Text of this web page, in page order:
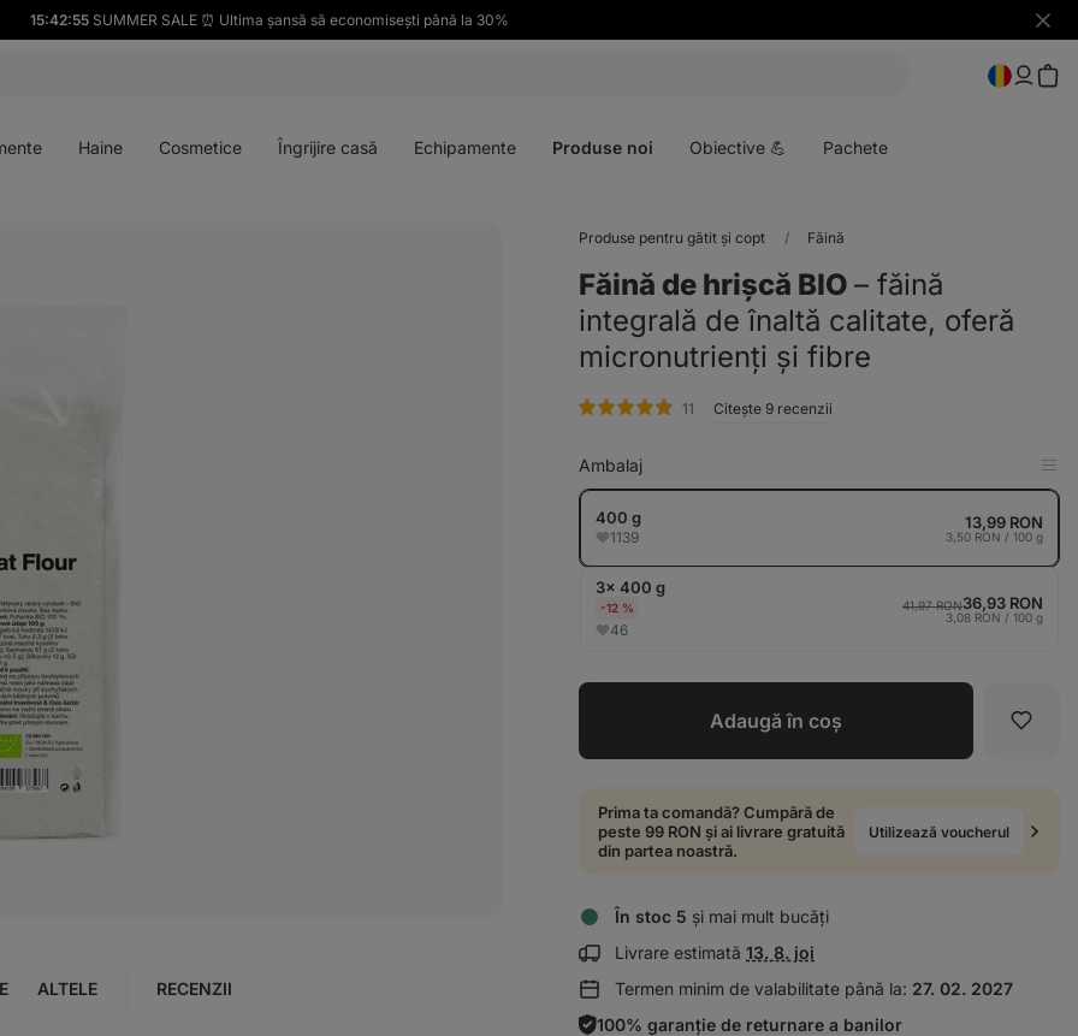
15:42:54 SUMMER SALE ⏰ Ultima șansă să economisești până la 30%
Haine Cosmetice Îngrijire casă Echipamente Produse noi Obiective 💪 Pachete
Produse pentru gătit și copt Făină
Făină de hrișcă BIO ⁠–⁠ făină
integrală de înaltă calitate, oferă
micronutrienți și fibre
11 evaluare
Citește 9 recenzii
Ambalaj
în
400 g
1139
13,99 RON
3,50 RON / 100 g
3× 400 g
-12 %
46
41,97 RON36,93 RON
3,08 RON / 100 g
Adaugă în coș
Prima ta comandă? Cumpără de
peste 99 RON și ai livrare gratuită
din partea noastră.
Utilizează voucherul
În stoc 5 și mai mult bucăți
Livrare estimată Afișează
despre
13. 8. joi
Termen minim de valabilitate până la: 27. 02. 2027
100% garanție de returnare a banilor
ALTELE RECENZII